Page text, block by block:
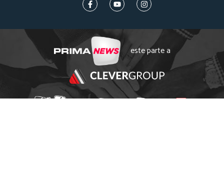
este parte a